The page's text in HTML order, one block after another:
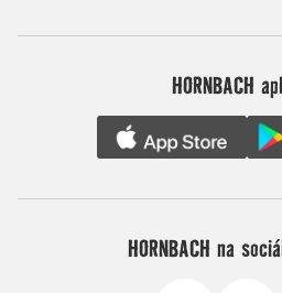
HORNBACH
HORNBACH na